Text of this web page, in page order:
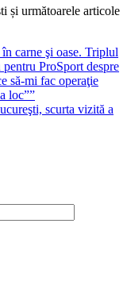
și următoarele articole
carne şi oase. Triplul
ProSport despre
să-mi fac operaţie
loc””
scurta vizită a